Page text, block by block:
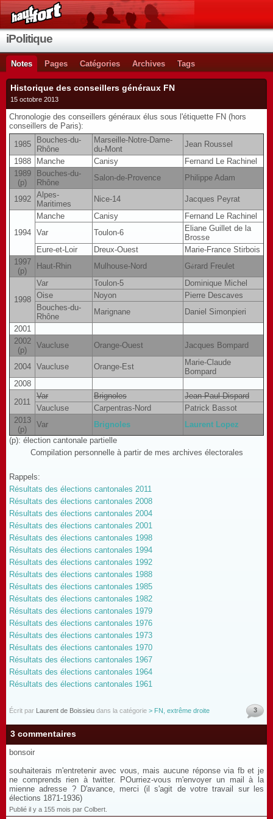
iPolitique
Notes Pages Catégories Archives Tags
Historique des conseillers généraux FN
15 octobre 2013
Chronologie des conseillers généraux élus sous l'étiquette FN (hors
conseillers de Paris):
1985
Bouches-du-
Rhône
Marseille-Notre-Dame-
du-Mont
Jean Roussel
1988
Manche Canisy
Fernand Le Rachinel
1989
(p)
Bouches-du-
Rhône
Salon-de-Provence Philippe Adam
1992
Alpes-
Maritimes
Nice-14 Jacques Peyrat
1994
Manche Canisy
Fernand Le Rachinel
Var
Toulon-6
Eliane Guillet de la
Brosse
Eure-et-Loir
Dreux-Ouest
Marie-France Stirbois
1997
(p)
Haut-Rhin Mulhouse-Nord Gérard Freulet
1998
Var Toulon-5
Dominique Michel
Oise
Noyon
Pierre Descaves
Bouches-du-
Rhône
Marignane
Daniel Simonpieri
2001
2002
(p)
Vaucluse Orange-Ouest Jacques Bompard
2004 Vaucluse Orange-Est
Marie-Claude
Bompard
2008
2011
Var Brignoles
Jean-Paul Dispard
Vaucluse
Carpentras-Nord
Patrick Bassot
2013
(p)
Var Brignoles
Laurent Lopez
(p): élection cantonale partielle
Compilation personnelle à partir de mes archives électorales
Rappels:
Résultats des élections cantonales 2011
Résultats des élections cantonales 2008
Résultats des élections cantonales 2004
Résultats des élections cantonales 2001
Résultats des élections cantonales 1998
Résultats des élections cantonales 1994
Résultats des élections cantonales 1992
Résultats des élections cantonales 1988
Résultats des élections cantonales 1985
Résultats des élections cantonales 1982
Résultats des élections cantonales 1979
Résultats des élections cantonales 1976
Résultats des élections cantonales 1973
Résultats des élections cantonales 1970
Résultats des élections cantonales 1967
Résultats des élections cantonales 1964
Résultats des élections cantonales 1961
Écrit par Laurent de Boissieu dans la catégorie > FN, extrême droite 3
3 commentaires
bonsoir
souhaiterais m'entretenir avec vous, mais aucune réponse via fb et je
ne comprends rien à twitter. POurriez-vous m'envoyer un mail à la
mienne adresse ? D'avance, merci (il s'agit de votre travail sur les
élections 1871-1936)
Publié il y a 155 mois par Colbert.